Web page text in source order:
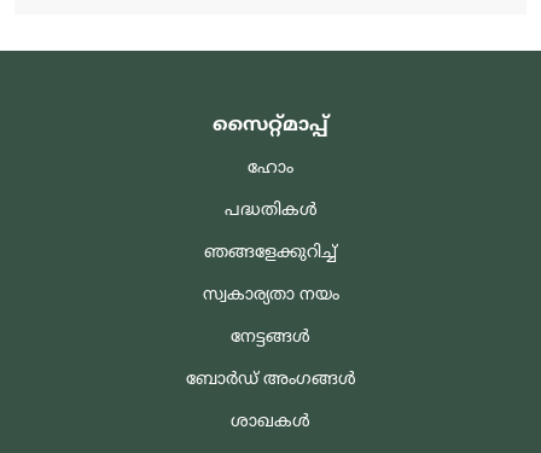
സൈറ്റ്മാപ്പ്
ഹോം
പദ്ധതികൾ
ഞങ്ങളേക്കുറിച്ച്
സ്വകാര്യതാ നയം
നേട്ടങ്ങൾ
ബോർഡ് അംഗങ്ങൾ
ശാഖകൾ